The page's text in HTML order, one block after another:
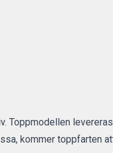
Toppmodellen
kommer toppfarten